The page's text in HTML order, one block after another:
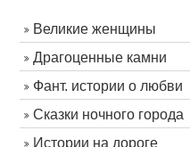
Великие женщины
Драгоценные камни
Фант. истории о любви
Сказки ночного города
Истории на дороге